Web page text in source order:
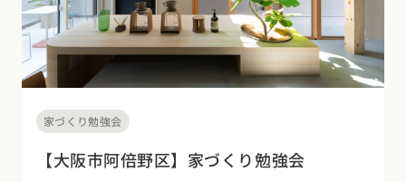
家づくり勉強会
【大阪市阿倍野区】家づくり勉強会